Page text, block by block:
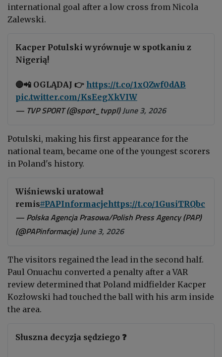
international goal after a low cross from Nicola
Zalewski.
Kacper Potulski wyrównuje w spotkaniu z
Nigerią!
🔴📲 OGLĄDAJ 👉 https://t.co/1xQZwf0dAB
pic.twitter.com/KsEegXkVIW
— TVP SPORT (@sport_tvppl)June 3, 2026
Potulski, making his first appearance for the
national team, became one of the youngest scorers
in Poland's history.
Wiśniewski uratował
remis#PAPInformacjehttps://t.co/1GusiTRQbc
— Polska Agencja Prasowa/Polish Press Agency (PAP)
(@PAPinformacje)June 3, 2026
The visitors regained the lead in the second half.
Paul Onuachu converted a penalty after a VAR
review determined that Poland midfielder Kacper
Kozłowski had touched the ball with his arm inside
the area.
Słuszna decyzja sędziego ❓